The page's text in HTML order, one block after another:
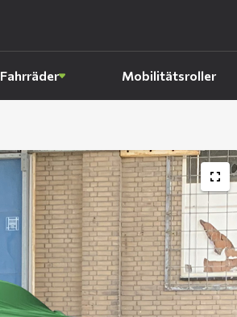
Fahrräder Mobilitätsroller